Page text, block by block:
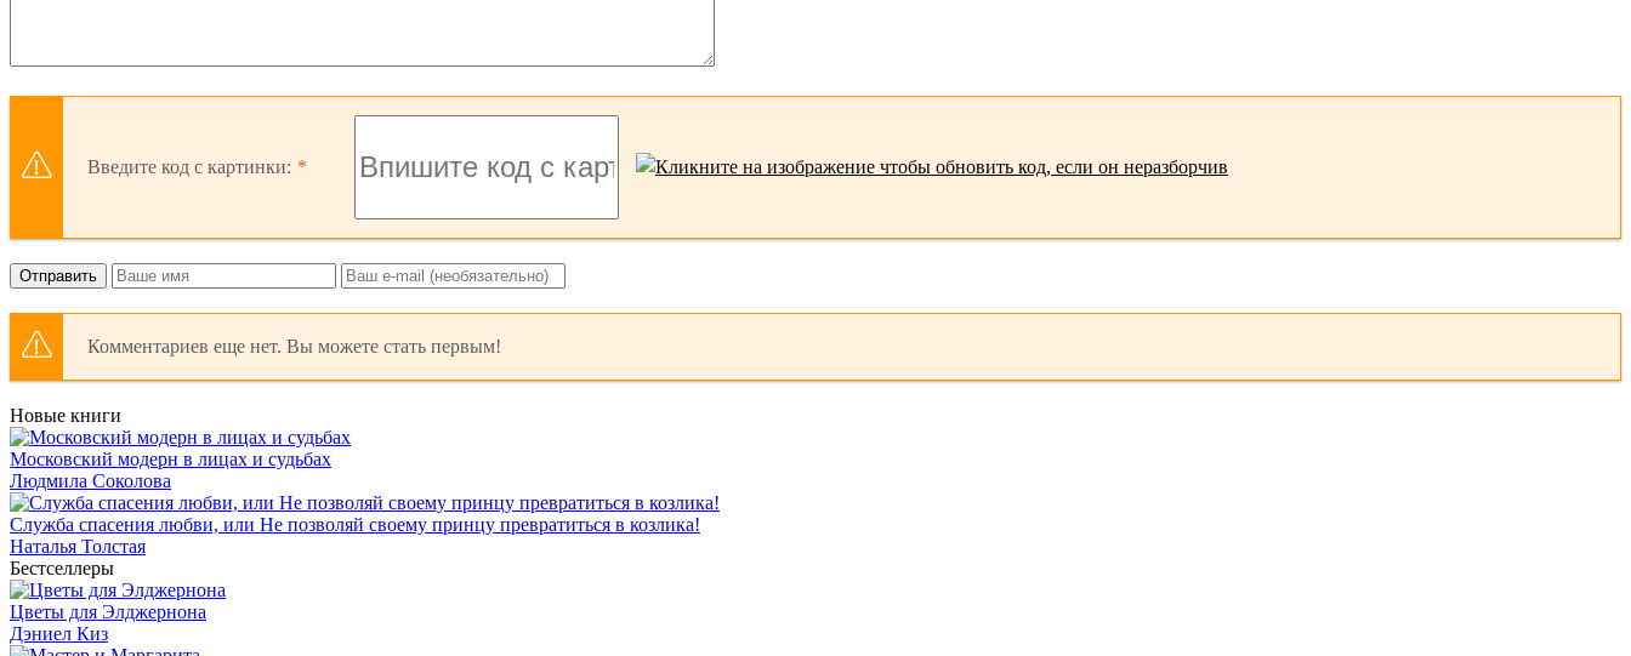
Введите код с картинки:
Отправить
Комментариев еще нет. Вы можете стать первым!
Новые книги
Московский модерн в лицах и судьбах
Людмила Соколова
Служба спасения любви, или Не позволяй своему принцу превратиться в козлика!
Наталья Толстая
Бестселлеры
Цветы для Элджернона
Дэниел Киз